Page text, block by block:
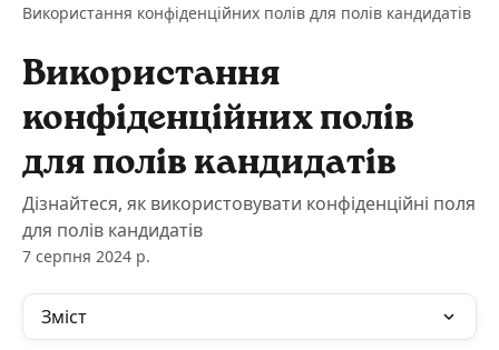
Використання конфіденційних полів для полів кандидатів
Використання
конфіденційних полів
для полів кандидатів
Дізнайтеся, як використовувати конфіденційні поля
для полів кандидатів
7 серпня 2024 р.
Зміст